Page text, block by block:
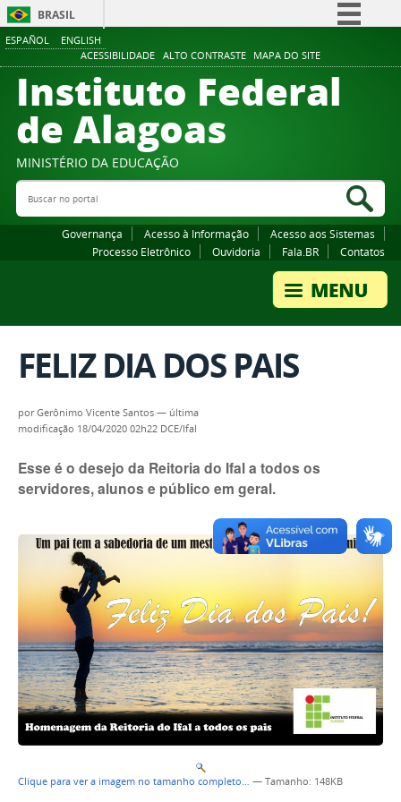
ESPAÑOL ENGLISH
ACESSIBILIDADE ALTO CONTRASTE MAPA DO SITE
BRASIL
Comunica BR
Participe
Canais
Instituto Federal
de Alagoas
MINISTÉRIO DA EDUCAÇÃO
Buscar no portal
Governança Acesso à Informação
Acesso aos Sistemas
Processo Eletrônico
Ouvidoria Fala.BR Contatos
FELIZ DIA DOS PAIS
porGerônimo Vicente Santos — última
modificação 18/04/2020 02h22 DCE/Ifal
Esse é o desejo da Reitoria do Ifal a todos os
servidores, alunos e público em geral.
Clique para ver a imagem no tamanho completo… — Tamanho: 148KB